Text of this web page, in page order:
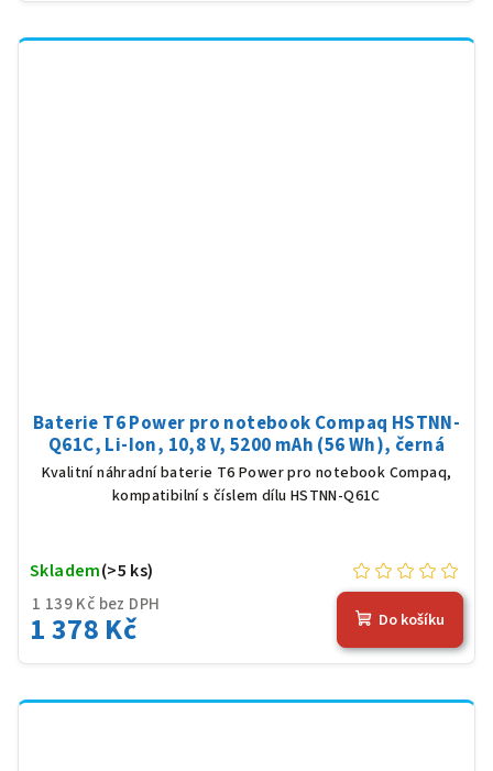
Baterie T6 Power pro notebook Compaq HSTNN-
Q61C, Li-Ion, 10,8 V, 5200 mAh (56 Wh), černá
Kvalitní náhradní baterie T6 Power pro notebook Compaq,
kompatibilní s číslem dílu HSTNN-Q61C
1 139 Kč bez DPH
1 378 Kč
Skladem(>5 ks)
Do košíku